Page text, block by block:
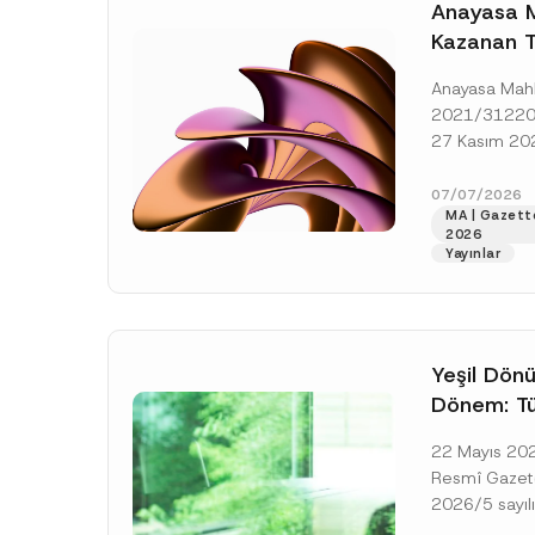
Anayasa
Kazanan
Anayasa
2021/31220
27 Kasım
itirazın kabul
07/07/2026
MA |
2026
Yayınlar
Yeşil
Dönem:
22 Mayıs
Resmî
2026/5
c
e